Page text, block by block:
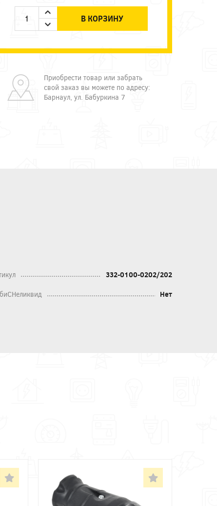
В КОРЗИНУ
Приобрести товар или забрать
свой заказ вы можете по адресу:
Барнаул, ул. Бабуркина 7
332-0100-0202/202
Нет